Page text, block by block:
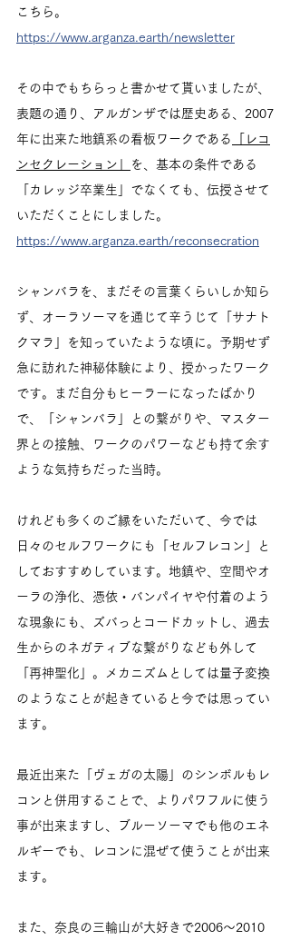
こちら。
https://www.arganza.earth/newsletter
その中でもちらっと書かせて貰いましたが、
表題の通り、アルガンザでは歴史ある、2007
年に出来た地鎮系の看板ワークである
「レコ
ンセクレーション」
を、基本の条件である
「カレッジ卒業生」でなくても、伝授させて
いただくことにしました。
https://www.arganza.earth/reconsecration
シャンバラを、まだその言葉くらいしか知ら
ず、オーラソーマを通じて辛うじて「サナト
クマラ」を知っていたような頃に。予期せず
急に訪れた神秘体験により、授かったワーク
です。まだ自分もヒーラーになったばかり
で、「シャンバラ」との繋がりや、マスター
界との接触、ワークのパワーなども持て余す
ような気持ちだった当時。
けれども多くのご縁をいただいて、今では
日々のセルフワークにも「セルフレコン」と
しておすすめしています。地鎮や、空間やオ
ーラの浄化、憑依・バンパイヤや付着のよう
な現象にも、ズバっとコードカットし、過去
生からのネガティブな繋がりなども外して
「再神聖化」。メカニズムとしては量子変換
のようなことが起きていると今では思ってい
ます。
最近出来た「ヴェガの太陽」のシンボルもレ
コンと併用することで、よりパワフルに使う
事が出来ますし、ブルーソーマでも他のエネ
ルギーでも、レコンに混ぜて使うことが出来
ます。
また、奈良の三輪山が大好きで2006～2010